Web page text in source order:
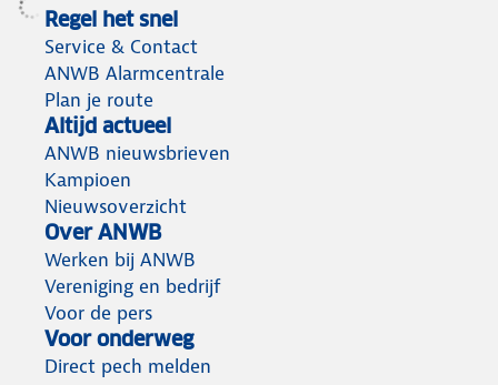
Regel het snel
Service & Contact
ANWB Alarmcentrale
Plan je route
Altijd actueel
ANWB nieuwsbrieven
Kampioen
Nieuwsoverzicht
Over ANWB
Werken bij ANWB
Vereniging en bedrijf
Voor de pers
Voor onderweg
Direct pech melden